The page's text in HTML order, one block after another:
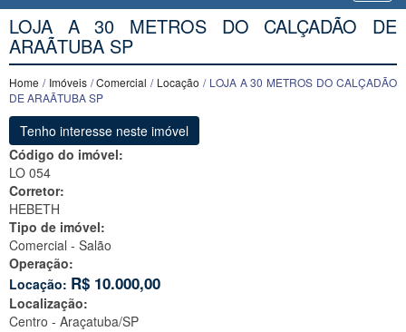
LOJA A 30 METROS DO CALÇADÃO DE
ARAÃTUBA SP
Home / Imóveis/Comercial / Locação / LOJA A 30 METROS DO CALÇADÃO
DE ARAÃTUBA SP
Tenho interesse neste imóvel
Código do imóvel:
LO 054
Corretor:
HEBETH
Tipo de imóvel:
Comercial - Salão
Operação:
Locação: R$ 10.000,00
Localização:
Centro - Araçatuba/SP